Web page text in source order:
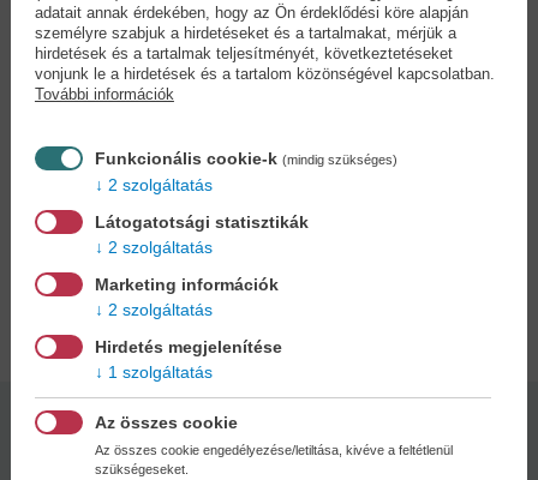
lángocska. És csak egy pillanat kell, hogy ez az apró szikra lángra
lobbanjon és mindkettőnket elborítson. Csakhogy Anson titkokat
rejteget, és a titkainak ára van. Amikor napvilágra kerülnek,
egyikünk sem úszhatja meg ép bőrrel… „Izgalmas, érzelmes és
szerelem átjárja minden érzékedet! „Egyszerűen letehetetlen.
Rhodes és Anson minden csillagot megérdemel!” – Laura Pavlov,
bestsellerszerző Szereted az érzéki, de tartalmas könyveket? Vidd
haza nyugodtan, tetszeni fog! Fiatal nőknek, felső korhatár nélkül!
Adatok
Kötésmód:
puha kötés
480
adatait annak érdekében, hogy az Ön érdeklődési köre alapján
személyre szabjuk a hirdetéseket és a tartalmakat, mérjük a
hirdetések és a tartalmak teljesítményét, következtetéseket
vonjunk le a hirdetések és a tartalom közönségével kapcsolatban.
További információk
Funkcionális cookie-k (mindig szükséges)
2 szolgáltatás
Látogatotsági statisztikák
2 szolgáltatás
Marketing információk
2 szolgáltatás
Hirdetés megjelenítése
1 szolgáltatás
Az összes cookie
Az összes cookie engedélyezése/letiltása, kivéve a feltétlenül
szükségeseket.